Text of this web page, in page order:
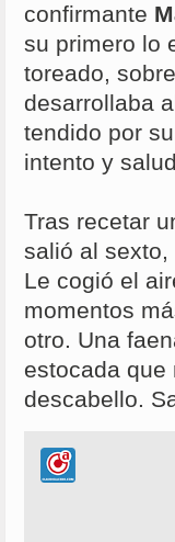
confirmante
su primero lo
toreado,
desarrollaba
tendido por
intento y
Tras recetar
salió al
Le cogió el
momentos
otro. Una
estocada que
descabello.